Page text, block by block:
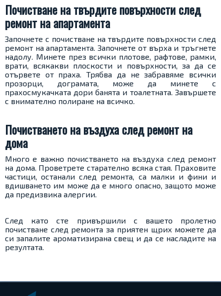
Почистване на твърдите повърхности след
ремонт на апартамента
Започнете с почистване на твърдите повърхности след
ремонт на апартамента. Започнете от върха и тръгнете
надолу. Минете през всички плотове, рафтове, рамки,
врати, всякакви плоскости и повърхности, за да се
отървете от праха. Трябва да не забравяме всички
прозорци, дограмата, може да минете с
прахосмукачката дори банята и тоалетната. Завършете
с внимателно полиране на всичко.
Почистването на въздуха след ремонт на
дома
Много е важно почистването на въздуха след ремонт
на дома. Проветрете старателно всяка стая. Праховите
частици, останали след ремонта, са малки и фини и
вдишването им може да е много опасно, защото може
да предизвика алергии.
След като сте привършили с вашето пролетно
почистване след ремонта за приятен щрих можете да
си запалите ароматизирана свещ и да се насладите на
резултата.